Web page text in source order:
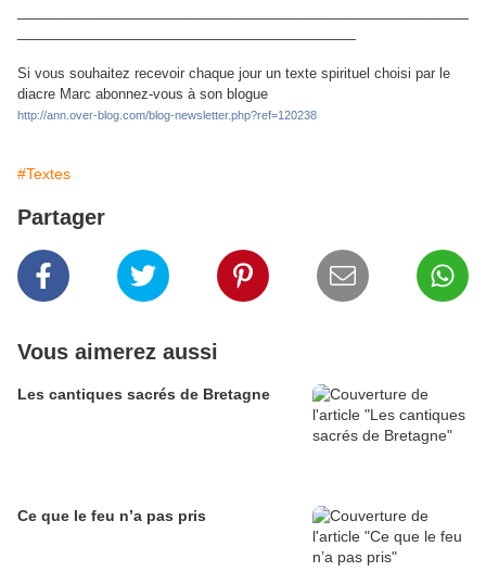
Si vous souhaitez recevoir chaque jour un texte spirituel choisi par le
diacre Marc abonnez-vous à son blogue
http://ann.over-blog.com/blog-newsletter.php?ref=120238
#Textes
Partager
Vous aimerez aussi
Les cantiques sacrés de Bretagne
Ce que le feu n’a pas pris